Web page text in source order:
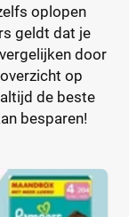
oplopen
geldt dat je
door
op
de beste
besparen!